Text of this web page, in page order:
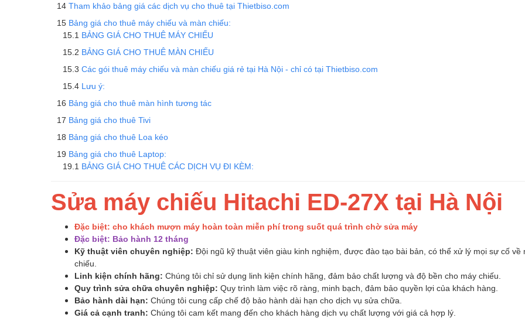
Tham khảo bảng giá các dịch vụ cho thuê tại Thietbiso.com
Bảng giá cho thuê máy chiếu và màn chiếu:
BẢNG GIÁ CHO THUÊ MÁY CHIẾU
BẢNG GIÁ CHO THUÊ MÀN CHIẾU
Các gói thuê máy chiếu và màn chiếu giá rẻ tại Hà Nội - chỉ có tại Thietbiso.com
Lưu ý:
Bảng giá cho thuê màn hình tương tác
Bảng giá cho thuê Tivi
Bảng giá cho thuê Loa kéo
Bảng giá cho thuê Laptop:
BẢNG GIÁ CHO THUÊ CÁC DỊCH VỤ ĐI KÈM:
Sửa máy chiếu Hitachi ED-27X tại Hà Nội
Đặc biệt: cho khách mượn máy hoàn toàn miễn phí trong suốt quá trình chờ sửa máy
Đặc biệt: Bảo hành 12 tháng
Kỹ thuật viên chuyên nghiệp: Đội ngũ kỹ thuật viên giàu kinh nghiệm, được đào tạo bài bản, có thể xử lý mọi sự cố về
chiếu.
Linh kiện chính hãng: Chúng tôi chỉ sử dụng linh kiện chính hãng, đảm bảo chất lượng và độ bền cho máy chiếu.
Quy trình sửa chữa chuyên nghiệp: Quy trình làm việc rõ ràng, minh bạch, đảm bảo quyền lợi của khách hàng.
Bảo hành dài hạn: Chúng tôi cung cấp chế độ bảo hành dài hạn cho dịch vụ sửa chữa.
Giá cả cạnh tranh: Chúng tôi cam kết mang đến cho khách hàng dịch vụ chất lượng với giá cả hợp lý.